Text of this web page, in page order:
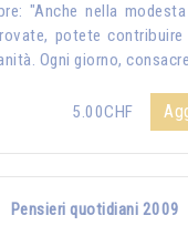
"Anche nella
potete contribuire
Ogni giorno,
5.00CHF
Pensieri quotidiani 2009